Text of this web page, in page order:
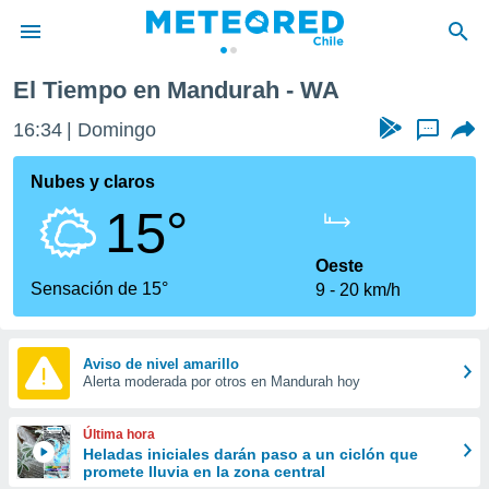
de
por
que se
calidad.
a este
las
y
forma
digital
basada
El Tiempo en Mandurah - WA
16:34 Domingo ...
Nubes y claros
15°
Sensación de 15°
Oeste
9
20 km/h
Aviso de nivel amarillo
Alerta moderada por otros en Mandurah hoy
Última hora
Heladas iniciales darán paso a un ciclón que
promete lluvia en la zona central